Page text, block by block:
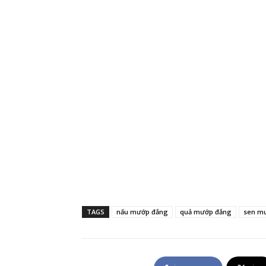
TAGS nấu mướp đắng quả mướp đắng sen